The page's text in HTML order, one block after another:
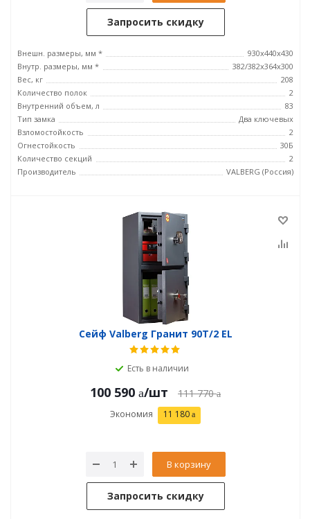
Запросить скидку
Внешн. размеры, мм *
930x440x430
Внутр. размеры, мм *
382/382x364x300
Вес, кг
208
Количество полок
2
Внутренний объем, л
83
Тип замка
Два ключевых
Взломостойкость
2
Огнестойкость
30Б
Количество секций
2
Производитель
VALBERG (Россия)
Сейф Valberg Гранит 90T/2 EL
Есть в наличии
100 590 /шт 111 770
Экономия 11 180
В корзину
Запросить скидку